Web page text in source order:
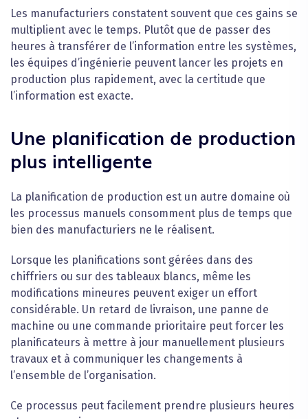
Les manufacturiers constatent souvent que ces gains se
multiplient avec le temps. Plutôt que de passer des
heures à transférer de l’information entre les systèmes,
les équipes d’ingénierie peuvent lancer les projets en
production plus rapidement, avec la certitude que
l’information est exacte.
Une planification de production
plus intelligente
La planification de production est un autre domaine où
les processus manuels consomment plus de temps que
bien des manufacturiers ne le réalisent.
Lorsque les planifications sont gérées dans des
chiffriers ou sur des tableaux blancs, même les
modifications mineures peuvent exiger un effort
considérable. Un retard de livraison, une panne de
machine ou une commande prioritaire peut forcer les
planificateurs à mettre à jour manuellement plusieurs
travaux et à communiquer les changements à
l’ensemble de l’organisation.
Ce processus peut facilement prendre plusieurs heures